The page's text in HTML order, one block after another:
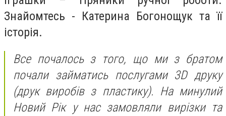
Знайомтесь - Катерина Богонощук та її
історія.
Все почалось з того, що ми з братом
почали займатись послугами 3D друку
(друк виробів з пластику). На минулий
Новий Рік у нас замовляли вирізки та